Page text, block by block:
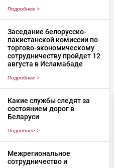
Подробнее >
Заседание белорусско-
пакистанской комиссии по
торгово-экономическому
сотрудничеству пройдет 12
августа в Исламабаде
Подробнее >
Какие службы следят за
состоянием дорог в
Беларуси
Подробнее >
Межрегиональное
сотрудничество и